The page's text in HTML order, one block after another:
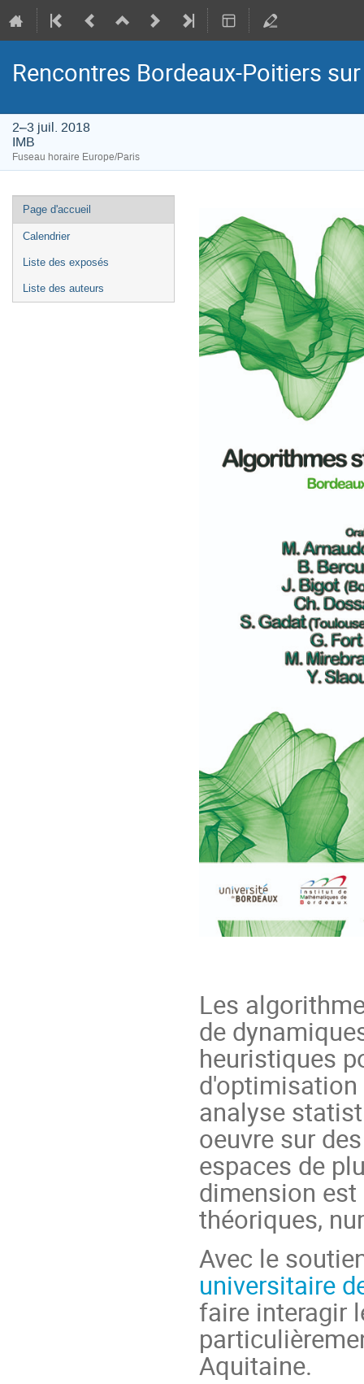
Rencontres Bordeaux-Poitiers
2–3 juil. 2018
IMB
Fuseau horaire Europe/Paris
Menu
de
Page d'accueil
Calendrier
Liste des exposés
Liste des auteurs
Les
de
heuristiques
d'optimisation
analyse
oeuvre sur
espaces de
dimension est
théoriques,
Avec le
universitaire
faire interagir
Aquitaine.